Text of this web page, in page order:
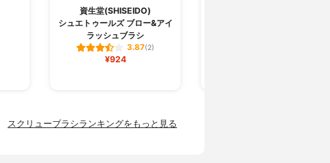
資生堂(SHISEIDO)
シュエトゥールズ ブロー&アイ
ラッシュブラシ
3.87(2)
¥924
スクリューブラシランキングをもっと見る